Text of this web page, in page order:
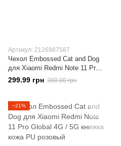
Артикул: 2126987587
Чехол Embossed Cat and Dog
для Xiaomi Redmi Note 11 Pro
Global 4G / 5G книжка кожа PU
299.99 грн 380.00 грн
−21%